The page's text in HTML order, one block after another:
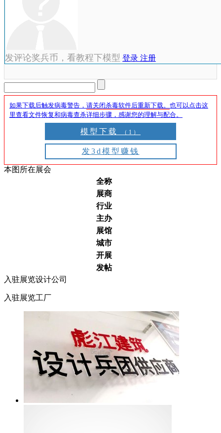
发评论奖兵币，看教程下模型 登录 注册
如果下载后触发病毒警告， 请关闭杀毒软件后重新下载。 也可以点击这
里查看文件恢复和病毒查杀详细步骤，感谢您的理解与配合。
模型下载 （1）
发3d模型赚钱
本图所在展会
全称
展商
行业
主办
展馆
城市
开展
发帖
入驻展览设计公司
入驻展览工厂